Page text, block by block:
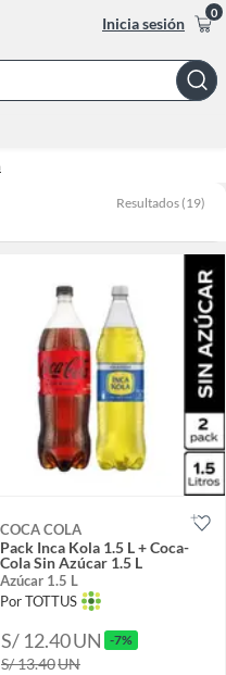
Inicia sesión
0
Bar
Resultados (19)
COCA COLA
Pack Inca Kola 1.5 L + Coca-
Cola Sin Azúcar 1.5 L
Azúcar 1.5 L
Por TOTTUS
S/ 12.40UN -7%
S/ 13.40UN